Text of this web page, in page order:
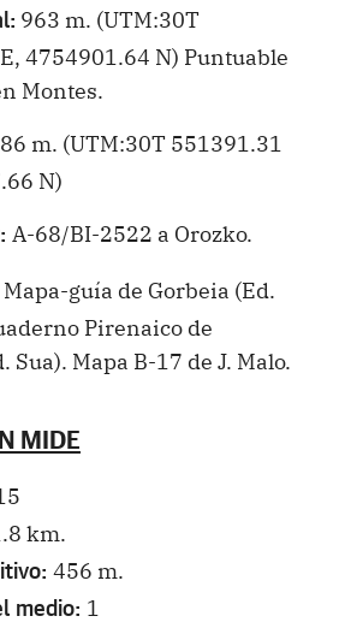
963 m. (UTM:30T
4754901.64 N) Puntuable
Montes.
m. (UTM:30T 551391.31
N)
A-68/BI-2522 a Orozko.
Mapa-guía de Gorbeia (Ed.
Pirenaico de
Sua). Mapa B-17 de J. Malo.
MIDE
km.
456 m.
medio: 1